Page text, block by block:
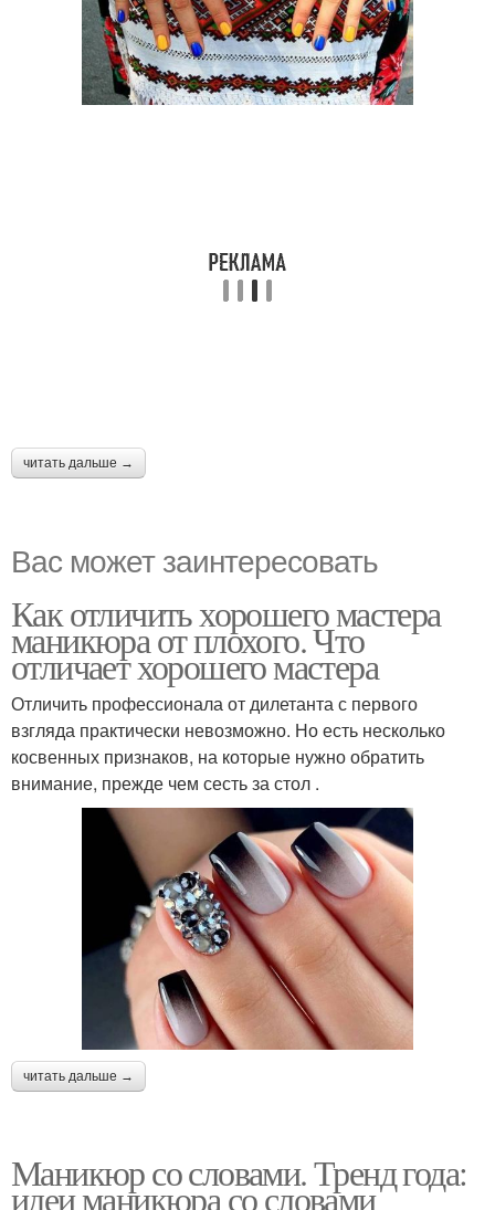
читать дальше →
Вас может заинтересовать
Как отличить хорошего мастера
маникюра от плохого. Что
отличает хорошего мастера
Отличить профессионала от дилетанта с первого
взгляда практически невозможно. Но есть несколько
косвенных признаков, на которые нужно обратить
внимание, прежде чем сесть за стол .
читать дальше →
Маникюр со словами. Тренд года:
идеи маникюра со словами